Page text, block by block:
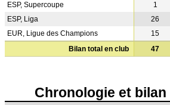
ESP, Supercoupe
1
ESP, Liga
26
EUR, Ligue des Champions
15
Bilan total en club
47
Chronologie et